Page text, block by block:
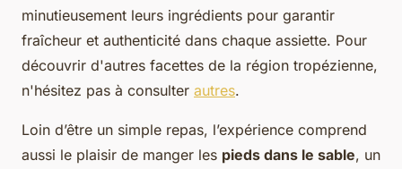
minutieusement leurs ingrédients pour garantir
fraîcheur et authenticité dans chaque assiette. Pour
découvrir d'autres facettes de la région tropézienne,
n'hésitez pas à consulter autres.
Loin d’être un simple repas, l’expérience comprend
aussi le plaisir de manger les pieds dans le sable, un